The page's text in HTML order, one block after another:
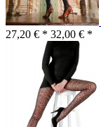
27,20 € * 32,00 € *